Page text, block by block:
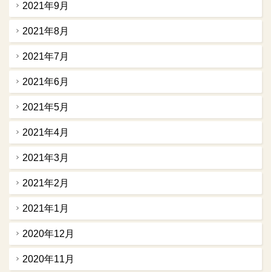
2021年9月
2021年8月
2021年7月
2021年6月
2021年5月
2021年4月
2021年3月
2021年2月
2021年1月
2020年12月
2020年11月